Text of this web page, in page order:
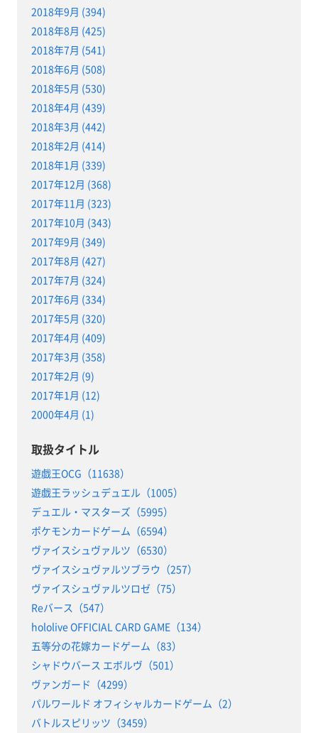
2018年9月 (394)
2018年8月 (425)
2018年7月 (541)
2018年6月 (508)
2018年5月 (530)
2018年4月 (439)
2018年3月 (442)
2018年2月 (414)
2018年1月 (339)
2017年12月 (368)
2017年11月 (323)
2017年10月 (343)
2017年9月 (349)
2017年8月 (427)
2017年7月 (324)
2017年6月 (334)
2017年5月 (320)
2017年4月 (409)
2017年3月 (358)
2017年2月 (9)
2017年1月 (12)
2000年4月 (1)
取扱タイトル
遊戯王OCG（11638）
遊戯王ラッシュデュエル（1005）
デュエル・マスターズ（5995）
ポケモンカードゲーム（6594）
ヴァイスシュヴァルツ（6530）
ヴァイスシュヴァルツブラウ（257）
ヴァイスシュヴァルツロゼ（75）
Reバース（547）
hololive OFFICIAL CARD GAME（134）
五等分の花嫁カードゲーム（83）
シャドウバース エボルヴ（501）
ヴァンガード（4299）
パルワールド オフィシャルカードゲーム（2）
バトルスピリッツ（3459）